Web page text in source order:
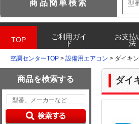
空調センターTOP > 設備用エアコン > ダイキン
ダイ